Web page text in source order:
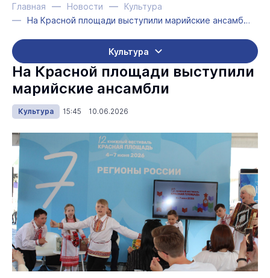
Главная Новости
Культура
На Красной площади выступили марийские ансамбли
Культура
На Красной площади выступили
марийские ансамбли
Культура 15:45 10.06.2026